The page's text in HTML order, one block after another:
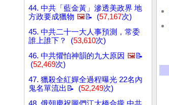
44. 中共「藍金黃」滲透美政界 地
方政要成獵物 🖼️📝 (57,167次)
45. 中共二十一大人事預測，常委
誰上誰下？ (53,610次)
46. 中共懼怕神韻的九大原因 🖼️📝
(52,469次)
47. 獵殺全紅嬋全過程曝光 22名內
鬼名單流出📝 (52,249次)